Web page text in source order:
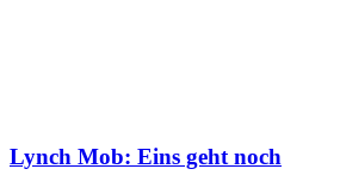
Lynch Mob: Eins geht noch